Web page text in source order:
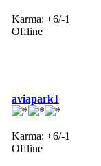
Karma: +6/-1
Offline
aviapark1
Karma: +6/-1
Offline